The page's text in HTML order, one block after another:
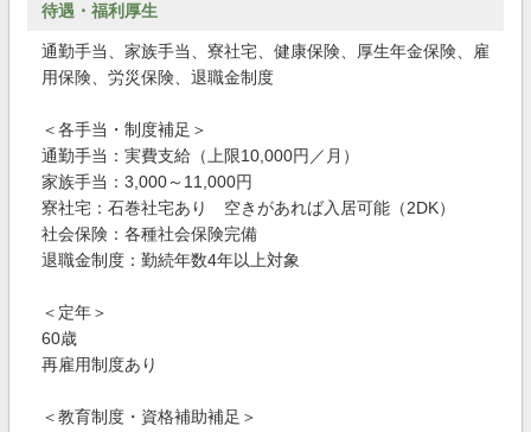
待遇・福利厚生
通勤手当、家族手当、寮社宅、健康保険、厚生年金保険、雇
用保険、労災保険、退職金制度
＜各手当・制度補足＞
通勤手当：実費支給（上限10,000円／月）
家族手当：3,000～11,000円
寮社宅：石巻社宅あり 空きがあれば入居可能（2DK）
社会保険：各種社会保険完備
退職金制度：勤続年数4年以上対象
＜定年＞
60歳
再雇用制度あり
＜教育制度・資格補助補足＞